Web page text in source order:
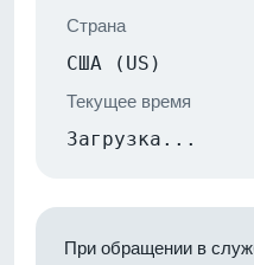
Страна
США (US)
Текущее время
Загрузка...
При обращении в